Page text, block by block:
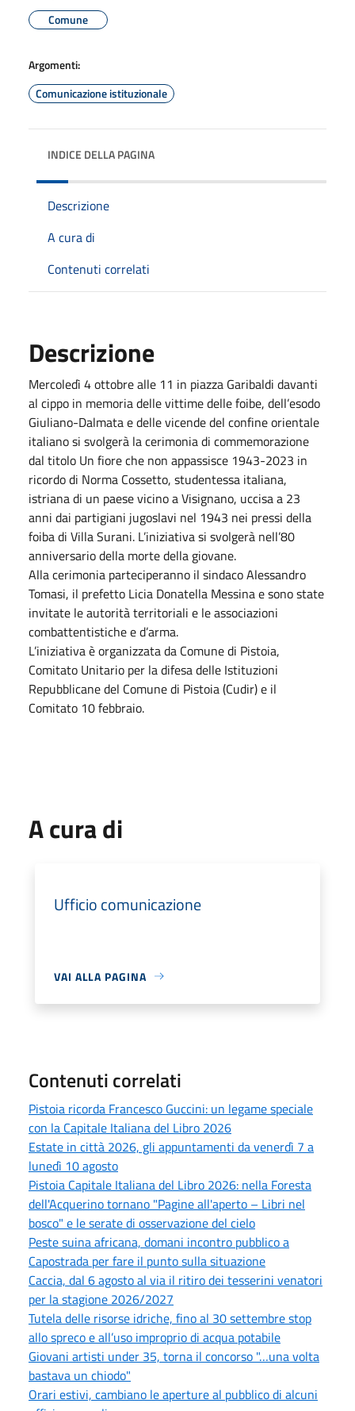
Comune
Argomenti:
Comunicazione istituzionale
INDICE DELLA PAGINA
Descrizione
A cura di
Contenuti correlati
Descrizione
Mercoledì 4 ottobre alle 11 in piazza Garibaldi davanti
al cippo in memoria delle vittime delle foibe, dell’esodo
Giuliano-Dalmata e delle vicende del confine orientale
italiano si svolgerà la cerimonia di commemorazione
dal titolo Un fiore che non appassisce 1943-2023 in
ricordo di Norma Cossetto, studentessa italiana,
istriana di un paese vicino a Visignano, uccisa a 23
anni dai partigiani jugoslavi nel 1943 nei pressi della
foiba di Villa Surani. L’iniziativa si svolgerà nell’80
anniversario della morte della giovane.
Alla cerimonia parteciperanno il sindaco Alessandro
Tomasi, il prefetto Licia Donatella Messina e sono state
invitate le autorità territoriali e le associazioni
combattentistiche e d’arma.
L’iniziativa è organizzata da Comune di Pistoia,
Comitato Unitario per la difesa delle Istituzioni
Repubblicane del Comune di Pistoia (Cudir) e il
Comitato 10 febbraio.
A cura di
Ufficio comunicazione
VAI ALLA PAGINA
Contenuti correlati
Pistoia ricorda Francesco Guccini: un legame speciale
con la Capitale Italiana del Libro 2026
Estate in città 2026, gli appuntamenti da venerdì 7 a
lunedì 10 agosto
Pistoia Capitale Italiana del Libro 2026: nella Foresta
dell'Acquerino tornano "Pagine all'aperto – Libri nel
bosco" e le serate di osservazione del cielo
Peste suina africana, domani incontro pubblico a
Capostrada per fare il punto sulla situazione
Caccia, dal 6 agosto al via il ritiro dei tesserini venatori
per la stagione 2026/2027
Tutela delle risorse idriche, fino al 30 settembre stop
allo spreco e all’uso improprio di acqua potabile
Giovani artisti under 35, torna il concorso "…una volta
bastava un chiodo"
Orari estivi, cambiano le aperture al pubblico di alcuni